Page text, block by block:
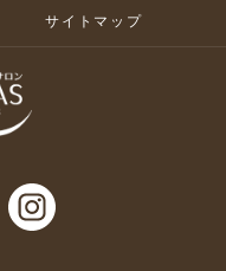
サイトマップ